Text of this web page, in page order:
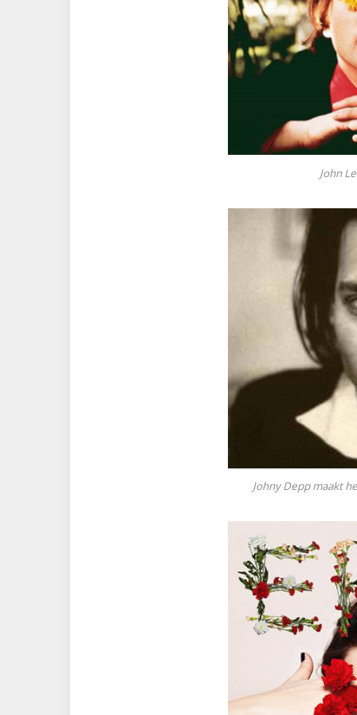
John
Johny Depp maakt